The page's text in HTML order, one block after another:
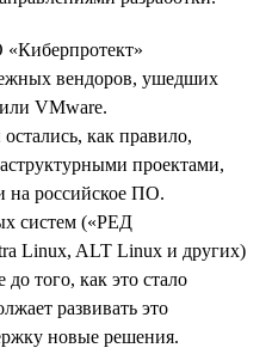
вендоров, ушедших
VMware.
как правило,
проектами,
на российское ПО.
систем («РЕД
Linux, ALT Linux и других)
того, как это стало
развивать это
новые решения.